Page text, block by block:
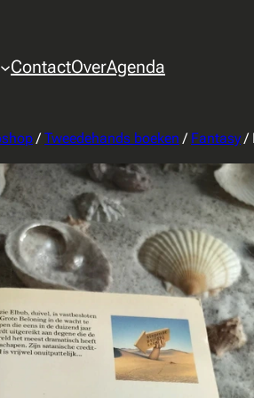
ContactOverAgenda
/ Tweedehands boeken / Fantasy /